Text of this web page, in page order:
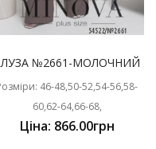
№2661-МОЛОЧНИЙ
46-48,50-52,54-56,58-
60,62-64,66-68,
Ціна: 866.00грн